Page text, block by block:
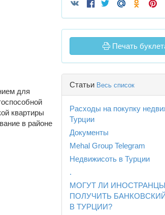
для
квартиры
в районе
Печать
Статьи Весь список
Расходы на покупку
Турции
Документы
Mehal Group Telegram
Недвижисоть в Турции
.
МОГУТ ЛИ ИНОСТРАНЦЫ
ПОЛУЧИТЬ
В ТУРЦИИ?